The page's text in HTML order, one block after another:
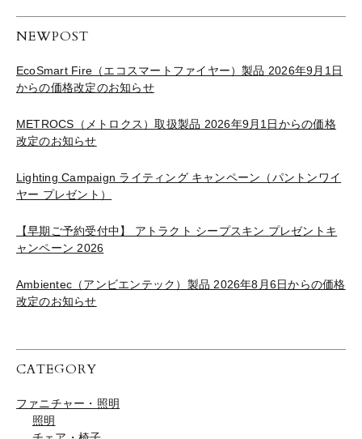
NEWPOST
EcoSmart Fire（エコスマートファイヤー）製品 2026年9月1日
からの価格改定のお知らせ
METROCS（メトロクス）取扱製品 2026年9月1日からの価格
改定のお知らせ
Lighting Campaign ライティング キャンペーン（パントンワイ
ヤー プレゼント）
【早期ご予約受付中】 アトラクト シープスキン プレゼントキ
ャンペーン 2026
Ambientec（アンビエンテック）製品 2026年8月6日からの価格
改定のお知らせ
CATEGORY
ファニチャー・照明
照明